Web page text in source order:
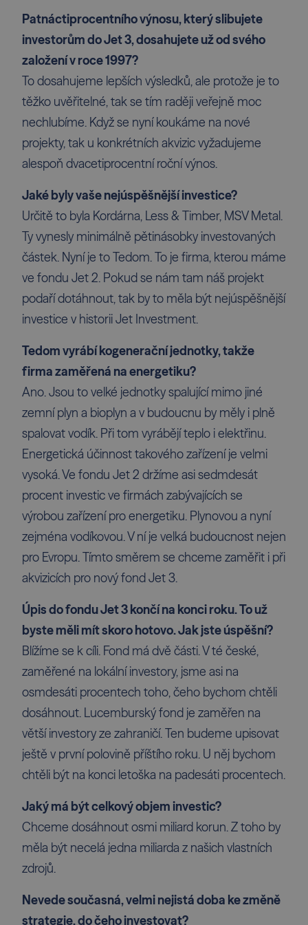
Patnáctiprocentního výnosu, který slibujete
investorům do Jet 3, dosahujete už od svého
založení v roce 1997?
To dosahujeme lepších výsledků, ale protože je to
těžko uvěřitelné, tak se tím raději veřejně moc
nechlubíme. Když se nyní koukáme na nové
projekty, tak u konkrétních akvizic vyžadujeme
alespoň dvacetiprocentní roční výnos.
Jaké byly vaše nejúspěšnější ­investice?
Určitě to byla Kordárna, Less & Timber, MSV Metal.
Ty vynesly minimálně pětinásobky investovaných
částek. Nyní je to Tedom. To je firma, kterou máme
ve fondu Jet 2. Pokud se nám tam náš projekt
podaří dotáhnout, tak by to měla být nejúspěšnější
investice v historii Jet Investment.
Tedom vyrábí kogenerační jednotky, takže
firma zaměřená na energetiku?
Ano. Jsou to velké jednotky spalující mimo jiné
zemní plyn a bioplyn a v budoucnu by měly i plně
spalovat vodík. Při tom vyrábějí teplo i elektřinu.
Energetická účinnost takového zařízení je velmi
vysoká. Ve fondu Jet 2 držíme asi sedm­desát
procent investic ve firmách zabývajících se
výrobou zařízení pro energetiku. Plynovou a nyní
zejména vodíkovou. V ní je velká budoucnost nejen
pro Evropu. Tímto směrem se chceme zaměřit i při
akvizicích pro nový fond Jet 3.
Úpis do fondu Jet 3 končí na konci roku. To už
byste měli mít skoro hotovo. Jak jste úspěšní?
Blížíme se k cíli. Fond má dvě části. V té české,
zaměřené na lokální investory, jsme asi na
osmdesáti procentech toho, čeho bychom chtěli
dosáhnout. Lucemburský fond je zaměřen na
větší investory ze zahraničí. Ten budeme upisovat
ještě v první polovině příštího roku. U něj bychom
chtěli být na konci letoška na padesáti procentech.
Jaký má být celkový objem ­investic?
Chceme dosáhnout osmi miliard korun. Z toho by
měla být necelá jedna miliarda z našich vlastních
zdrojů.
Nevede současná, velmi nejistá doba ke změně
strategie, do čeho investovat?